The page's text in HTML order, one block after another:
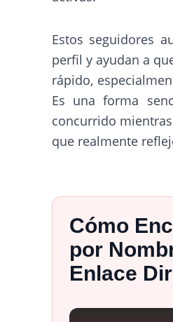
Estos seguidores
perfil y ayudan a
rápido,
Es una forma
concurrido
que realmente
Cómo
por
Enlace